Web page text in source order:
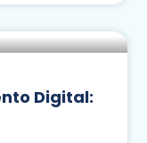
Digital: